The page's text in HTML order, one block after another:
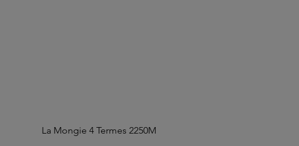
La Mongie 4 Termes 2250M